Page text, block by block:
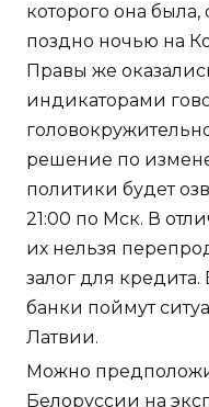
которого она
поздно ночью на
Правы же
индикаторами
решение по
политики будет
21:00 по Мск. В
их нельзя
залог для
банки поймут
Латвии.
Можно
Белоруссии на